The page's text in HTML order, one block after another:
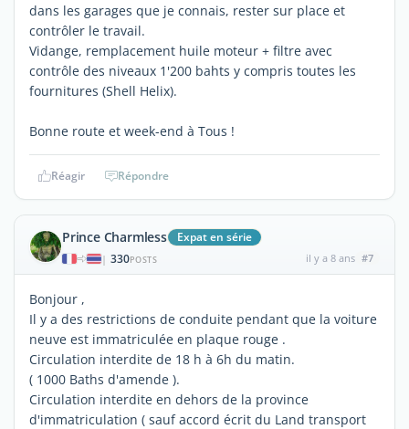
dans les garages que je connais, rester sur place et
contrôler le travail.
Vidange, remplacement huile moteur + filtre avec
contrôle des niveaux 1'200 bahts y compris toutes les
fournitures (Shell Helix).
Bonne route et week-end à Tous !
Réagir Répondre
Prince Charmless Expat en série
| 330POSTS il y a 8 ans #7
Bonjour ,
Il y a des restrictions de conduite pendant que la voiture
neuve est immatriculée en plaque rouge .
Circulation interdite de 18 h à 6h du matin.
( 1000 Baths d'amende ).
Circulation interdite en dehors de la province
d'immatriculation ( sauf accord écrit du Land transport